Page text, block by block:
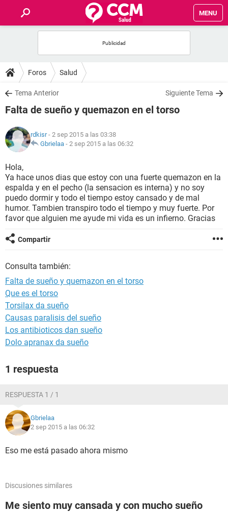
MENU
FOROS
SALUD
NUTRICIÓN
BIENESTAR
SEXUALIDAD
GLOSARIO
Foros Salud
Tema Anterior Siguiente Tema
Falta de sueño y quemazon en el torso
rdkisr- 2 sep 2015 a las 03:38
Gbrielaa - 2 sep 2015 a las 06:32
Hola,
Ya hace unos dias que estoy con una fuerte quemazon en la
espalda y en el pecho (la sensacion es interna) y no soy
puedo dormir y todo el tiempo estoy cansado y de mal
humor. Tambien transpiro todo el tiempo y muy fuerte. Por
favor que alguien me ayude mi vida es un infierno. Gracias
Compartir
Consulta también:
Falta de sueño y quemazon en el torso
Que es el torso
Torsilax da sueño
Causas paralisis del sueño
Los antibioticos dan sueño
Dolo apranax da sueño
1 respuesta
RESPUESTA 1 / 1
Gbrielaa
2 sep 2015 a las 06:32
Eso me está pasado ahora mismo
Discusiones similares
Me siento muy cansada y con mucho sueño